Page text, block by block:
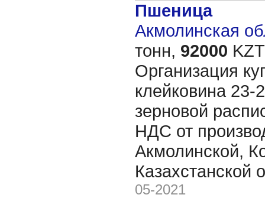
Пшеница
Акмолинская
тонн, 92000
Организация
клейковина 23-
зерновой
НДС от
Акмолинской,
Казахстанской
05-2021